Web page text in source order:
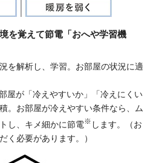
を覚えて節電「おへや学習機
を解析し、学習。お部屋の状況に適
屋が「冷えやすいか」「冷えにくい
。お部屋が冷えやすい条件なら、ム
し、キメ細かに節電※ します。（お
く必要があります。）